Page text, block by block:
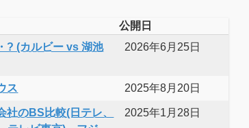
公開日
? (カルビー vs 湖池
2026年6月25日
ス 2025年8月20日
社のBS比較(日テレ、
2025年1月28日